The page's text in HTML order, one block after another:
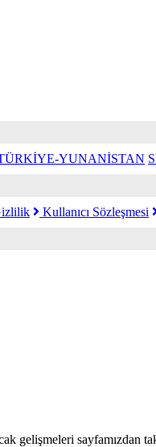
YUNANİSTAN
Kullanıcı Sözleşmesi
gelişmeleri sayfamızdan